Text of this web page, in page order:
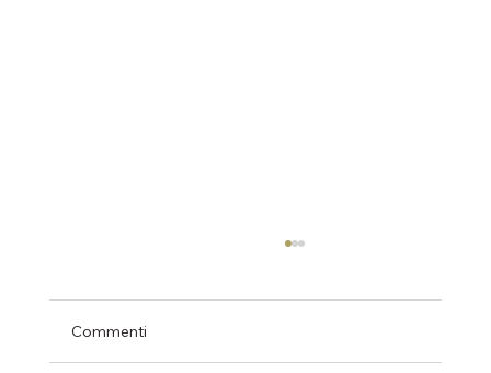
Commenti